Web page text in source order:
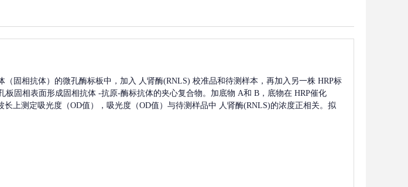
（固相抗体）的微孔酶标板中，加入 人肾酶(RNLS) 校准品和待测样本，再加入另一株 HRP标
板固相表面形成固相抗体 -抗原-酶标抗体的夹心复合物。加底物 A和 B，底物在 HRP催化
上测定吸光度（OD值），吸光度（OD值）与待测样品中 人肾酶(RNLS)的浓度正相关。拟